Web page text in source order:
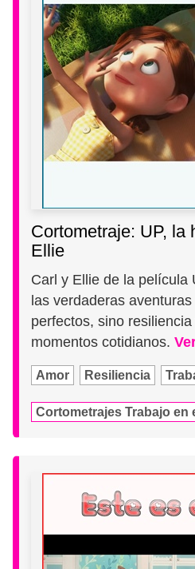
Cortometraje: UP, la
Ellie
Carl y Ellie de la película
las verdaderas
perfectos, sino
momentos cotidianos.
Amor Resiliencia
Cortometrajes Trabajo en